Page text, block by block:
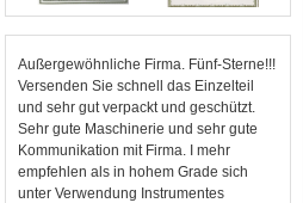
Außergewöhnliche Firma. Fünf-Sterne!!!
Versenden Sie schnell das Einzelteil
und sehr gut verpackt und geschützt.
Sehr gute Maschinerie und sehr gute
Kommunikation mit Firma. I mehr
empfehlen als in hohem Grade sich
unter Verwendung Instrumentes